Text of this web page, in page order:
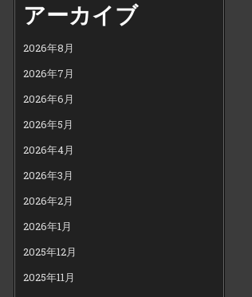
アーカイブ
2026年8月
2026年7月
2026年6月
2026年5月
2026年4月
2026年3月
2026年2月
2026年1月
2025年12月
2025年11月